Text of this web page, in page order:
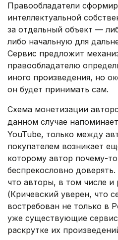
Правообладатели
интеллектуальной
за отдельный объект —
либо начальную для
Сервис предложит
правообладателю
иного произведения, но
он будет принимать сам.
Схема монетизации
данном случае
YouTube, только между
покупателем возникает
которому автор почему-
беспрекословно
что авторы, в том числе и
(Кричевский уверен, что
востребован не только в
уже существующие
раскрутке их